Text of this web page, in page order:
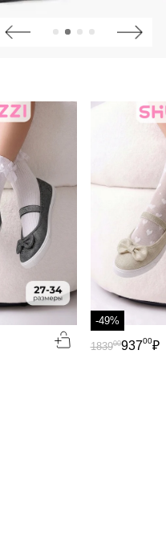
-49%
93700₽
183900